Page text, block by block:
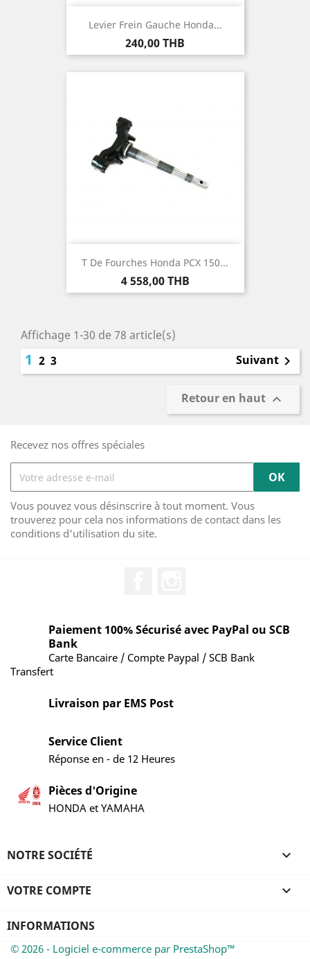
Levier Frein Gauche Honda...
Prix
240,00 THB
T De Fourches Honda PCX 150...
Prix
4 558,00 THB
Affichage 1-30 de 78 article(s)
1 2 3 Suivant 
Retour en haut 
Recevez nos offres spéciales
Vous pouvez vous désinscrire à tout moment. Vous
trouverez pour cela nos informations de contact dans les
conditions d'utilisation du site.
Paiement 100% Sécurisé avec PayPal ou SCB
Bank
Carte Bancaire / Compte Paypal / SCB Bank
Transfert
Livraison par EMS Post
Service Client
Réponse en - de 12 Heures
Pièces d'Origine
HONDA et YAMAHA
NOTRE SOCIÉTÉ 
VOTRE COMPTE 
INFORMATIONS
© 2026 - Logiciel e-commerce par PrestaShop™